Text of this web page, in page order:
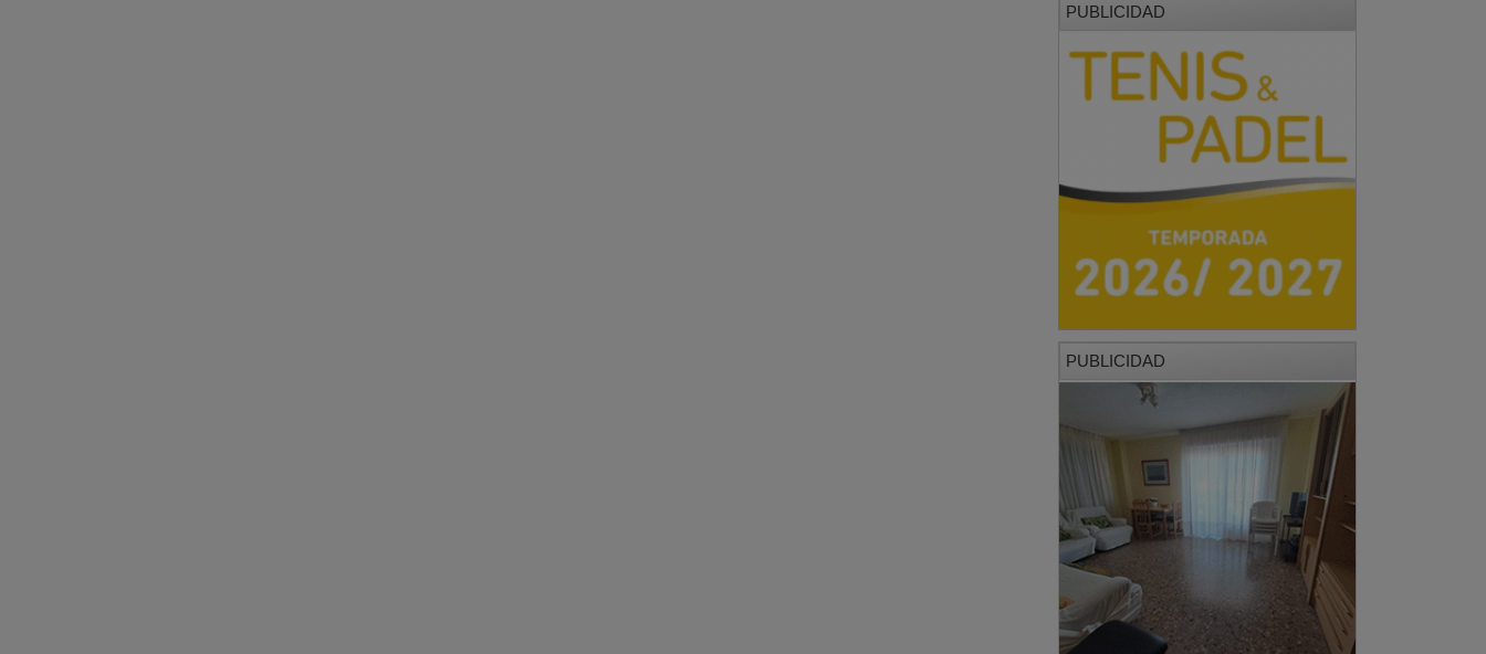
PUBLICIDAD
PUBLICIDAD